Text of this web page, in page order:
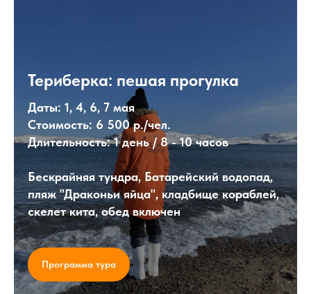
Териберка: пешая прогулка
Даты: 1, 4, 6, 7 мая
Стоимость: 6 500 р./чел.
Длительность:1 день / 8 - 10 часов
Бескрайняя тундра, Батарейский водопад,
пляж "Драконьи яйца", кладбище кораблей,
скелет кита, обед включен
Программа тура